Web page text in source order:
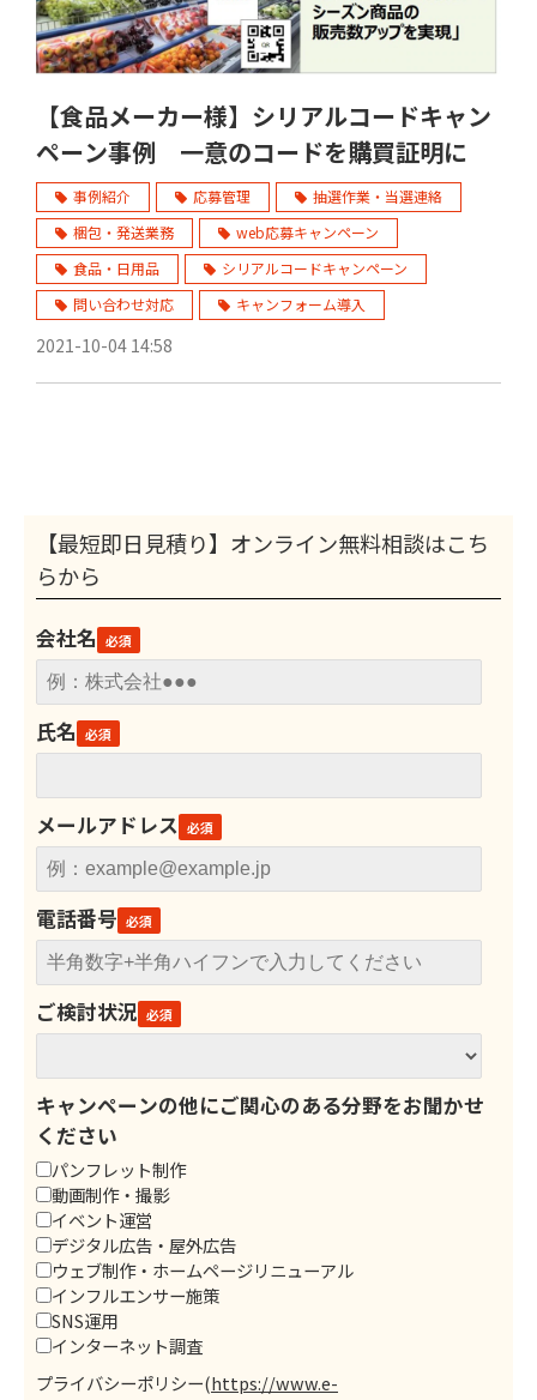
【食品メーカー様】シリアルコードキャン
ペーン事例 一意のコードを購買証明に
事例紹介 応募管理
抽選作業・当選連絡
梱包・発送業務
web応募キャンペーン
食品・日用品
シリアルコードキャンペーン
問い合わせ対応
キャンフォーム導入
2021-10-04 14:58
【最短即日見積り】オンライン無料相談はこち
らから
会社名
氏名
メールアドレス
電話番号
ご検討状況
キャンペーンの他にご関心のある分野をお聞かせ
ください
パンフレット制作
動画制作・撮影
イベント運営
デジタル広告・屋外広告
ウェブ制作・ホームページリニューアル
インフルエンサー施策
SNS運用
インターネット調査
プライバシーポリシー(https://www.e-